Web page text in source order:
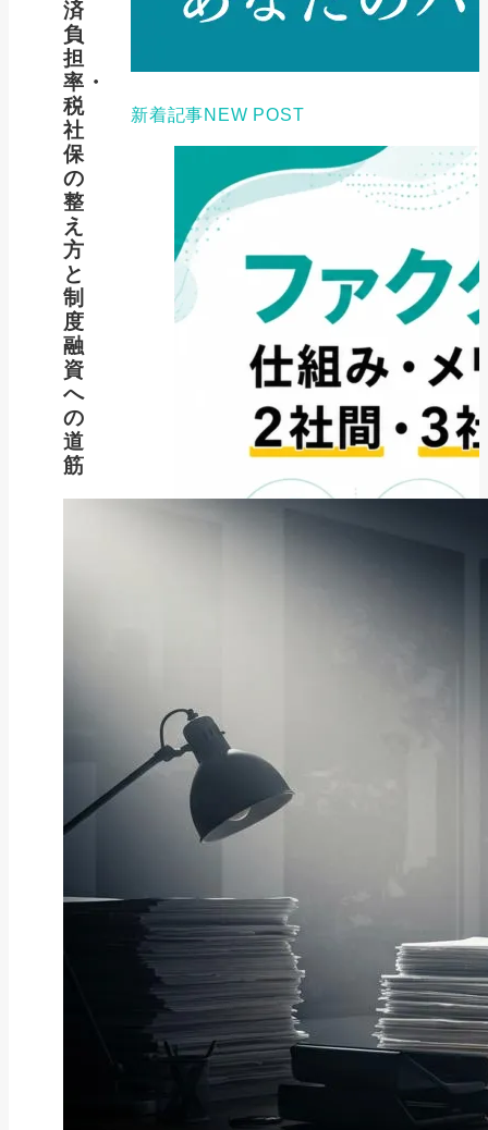
済
負
担
率・
税
社
保
の
整
え
方
と
制
度
融
資
へ
の
道
筋
新着記事NEW POST
ファクタリング
ファクタリングとは？仕組み・メ
リット・注意点と...